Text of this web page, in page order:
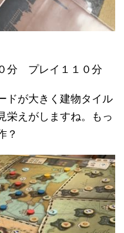
分 プレイ１１０分
ドが大きく建物タイル
栄えがしますね。もっ
？